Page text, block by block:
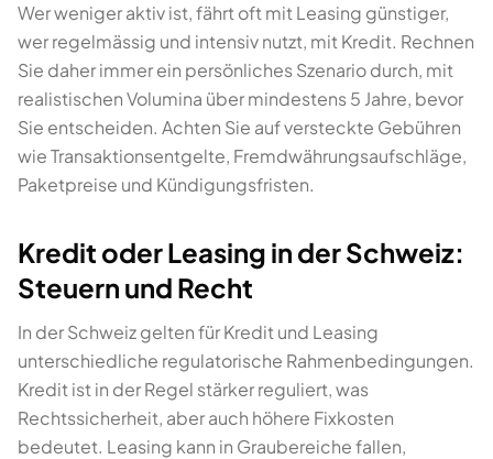
Wer weniger aktiv ist, fährt oft mit Leasing günstiger,
wer regelmässig und intensiv nutzt, mit Kredit. Rechnen
Sie daher immer ein persönliches Szenario durch, mit
realistischen Volumina über mindestens 5 Jahre, bevor
Sie entscheiden. Achten Sie auf versteckte Gebühren
wie Transaktionsentgelte, Fremdwährungsaufschläge,
Paketpreise und Kündigungsfristen.
Kredit oder Leasing in der Schweiz:
Steuern und Recht
In der Schweiz gelten für Kredit und Leasing
unterschiedliche regulatorische Rahmenbedingungen.
Kredit ist in der Regel stärker reguliert, was
Rechtssicherheit, aber auch höhere Fixkosten
bedeutet. Leasing kann in Graubereiche fallen,